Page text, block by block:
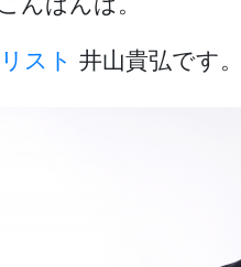
スト 井山貴弘です。